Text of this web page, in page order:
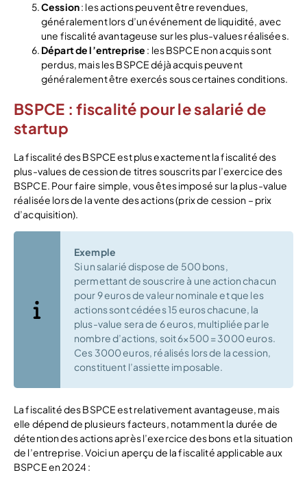
Cession: les actions peuvent être revendues,
généralement lors d’un événement de liquidité, avec
une fiscalité avantageuse sur les plus-values réalisées.
Départ de l’entreprise : les BSPCE non acquis sont
perdus, mais les BSPCE déjà acquis peuvent
généralement être exercés sous certaines conditions.
BSPCE : fiscalité pour le salarié de
startup
La fiscalité des BSPCE est plus exactement la fiscalité des
plus-values de cession de titres souscrits par l’exercice des
BSPCE. Pour faire simple, vous êtes imposé sur la plus-value
réalisée lors de la vente des actions (prix de cession – prix
d’acquisition).
Exemple
Si un salarié dispose de 500 bons,
permettant de souscrire à une action chacun
pour 9 euros de valeur nominale et que les
actions sont cédées 15 euros chacune, la
plus-value sera de 6 euros, multipliée par le
nombre d’actions, soit 6×500 = 3000 euros.
Ces 3000 euros, réalisés lors de la cession,
constituent l’assiette imposable.
La fiscalité des BSPCE est relativement avantageuse, mais
elle dépend de plusieurs facteurs, notamment la durée de
détention des actions après l’exercice des bons et la situation
de l’entreprise. Voici un aperçu de la fiscalité applicable aux
BSPCE en 2024 :